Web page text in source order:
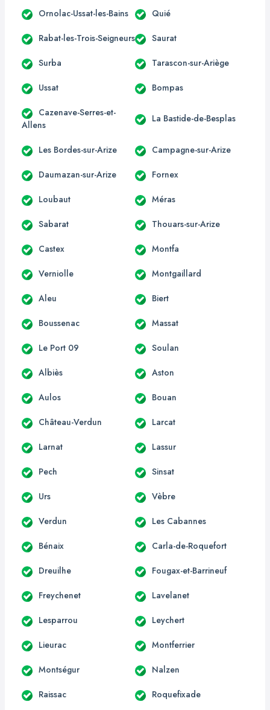
Ornolac-Ussat-les-Bains Quié
Rabat-les-Trois-Seigneurs Saurat
Surba Tarascon-sur-Ariège
Ussat Bompas
Cazenave-Serres-et-
Allens
La Bastide-de-Besplas
Les Bordes-sur-Arize Campagne-sur-Arize
Daumazan-sur-Arize Fornex
Loubaut Méras
Sabarat Thouars-sur-Arize
Castex Montfa
Verniolle Montgaillard
Aleu Biert
Boussenac Massat
Le Port 09 Soulan
Albiès Aston
Aulos Bouan
Château-Verdun Larcat
Larnat Lassur
Pech Sinsat
Urs Vèbre
Verdun Les Cabannes
Bénaix Carla-de-Roquefort
Dreuilhe Fougax-et-Barrineuf
Freychenet Lavelanet
Lesparrou Leychert
Lieurac Montferrier
Montségur Nalzen
Raissac Roquefixade